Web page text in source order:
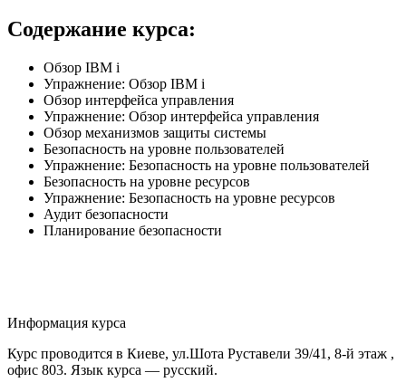
Содержание курса:
Обзор IBM i
Упражнение: Обзор IBM i
Обзор интерфейса управления
Упражнение: Обзор интерфейса управления
Обзор механизмов защиты системы
Безопасность на уровне пользователей
Упражнение: Безопасность на уровне пользователей
Безопасность на уровне ресурсов
Упражнение: Безопасность на уровне ресурсов
Аудит безопасности
Планирование безопасности
Информация курса
Курс проводится в Киеве, ул.Шота Руставели 39/41, 8-й этаж ,
офис 803. Язык курса — русский.